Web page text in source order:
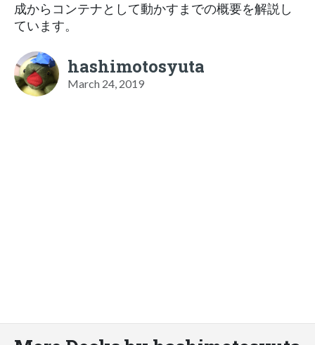
成からコンテナとして動かすまでの概要を解説し
ています。
hashimotosyuta
March 24, 2019